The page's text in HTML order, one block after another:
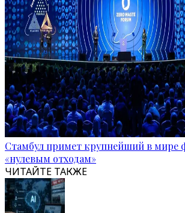
Стамбул примет крупнейший в мире
«нулевым отходам»
ЧИТАЙТЕ ТАКЖЕ